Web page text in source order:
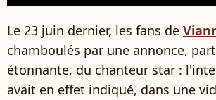
Le 23 juin dernier, les fans de
chamboulés par une annonce,
étonnante, du chanteur star :
avait en effet indiqué, dans une